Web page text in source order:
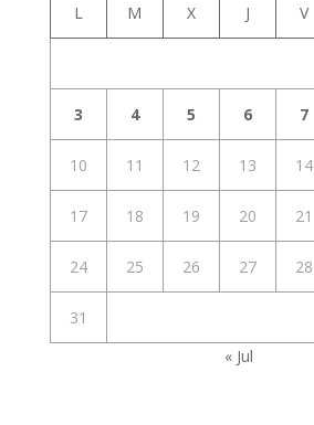
L M X J V
3 4 5 6 7
10 11 12 13 14
17 18 19 20 21
24 25 26 27 28
31
« Jul